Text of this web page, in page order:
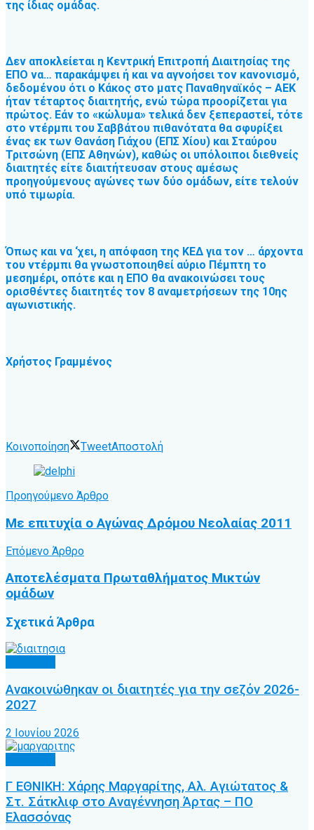
της ίδιας ομάδας.
Δεν αποκλείεται η Κεντρική Επιτροπή Διαιτησίας της
ΕΠΟ να… παρακάμψει ή και να αγνοήσει τον κανονισμό,
δεδομένου ότι ο Κάκος στο ματς Παναθηναϊκός – ΑΕΚ
ήταν τέταρτος διαιτητής, ενώ τώρα προορίζεται για
πρώτος. Εάν το «κώλυμα» τελικά δεν ξεπεραστεί, τότε
στο ντέρμπι του Σαββάτου πιθανότατα θα σφυρίξει
ένας εκ των Θανάση Γιάχου (ΕΠΣ Χίου) και Σταύρου
Τριτσώνη (ΕΠΣ Αθηνών), καθώς οι υπόλοιποι διεθνείς
διαιτητές είτε διαιτήτευσαν στους αμέσως
προηγούμενους αγώνες των δύο ομάδων, είτε τελούν
υπό τιμωρία.
Όπως και να ‘χει, η απόφαση της ΚΕΔ για τον … άρχοντα
του ντέρμπι θα γνωστοποιηθεί αύριο Πέμπτη το
μεσημέρι, οπότε και η ΕΠΟ θα ανακοινώσει τους
ορισθέντες διαιτητές τον 8 αναμετρήσεων της 10ης
αγωνιστικής.
Χρήστος Γραμμένος
Κοινοποίηση TweetΑποστολή
Προηγούμενο Άρθρο
Με επιτυχία ο Αγώνας Δρόμου Νεολαίας 2011
Επόμενο Άρθρο
Αποτελέσματα Πρωταθλήματος Μικτών
ομάδων
ΣχετικάΆρθρα
Ανακοινώθηκαν οι διαιτητές για την σεζόν 2026-
2027
2 Ιουνίου 2026
Γ ΕΘΝΙΚΗ: Χάρης Μαργαρίτης, Αλ. Αγιώτατος &
Στ. Σάτκλιφ στο Αναγέννηση Άρτας – ΠΟ
Ελασσόνας